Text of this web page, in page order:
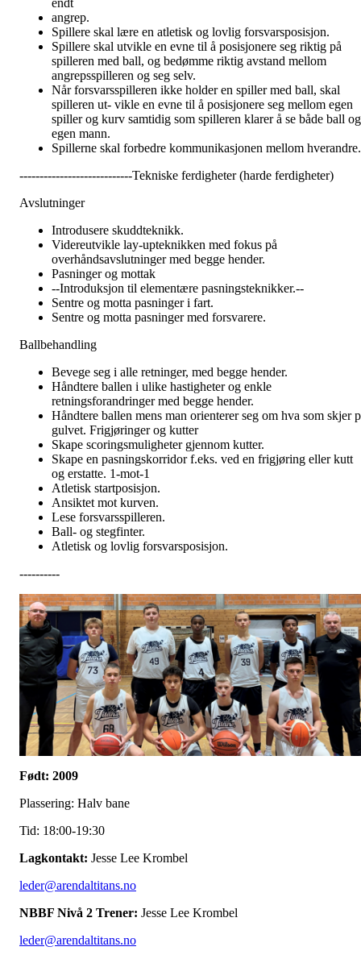
endt
angrep.
Spillere skal lære en atletisk og lovlig forsvarsposisjon.
Spillere skal utvikle en evne til å posisjonere seg riktig på
spilleren med ball, og bedømme riktig avstand mellom
angrepsspilleren og seg selv.
Når forsvarsspilleren ikke holder en spiller med ball, skal
spilleren ut- vikle en evne til å posisjonere seg mellom egen
spiller og kurv samtidig som spilleren klarer å se både ball og
egen mann.
Spillerne skal forbedre kommunikasjonen mellom hverandre.
----------------------------Tekniske ferdigheter (harde ferdigheter)
Avslutninger
Introdusere skuddteknikk.
Videreutvikle lay-upteknikken med fokus på
overhåndsavslutninger med begge hender.
Pasninger og mottak
--Introduksjon til elementære pasningsteknikker.--
Sentre og motta pasninger i fart.
Sentre og motta pasninger med forsvarere.
Ballbehandling
Bevege seg i alle retninger, med begge hender.
Håndtere ballen i ulike hastigheter og enkle
retningsforandringer med begge hender.
Håndtere ballen mens man orienterer seg om hva som skjer
gulvet. Frigjøringer og kutter
Skape scoringsmuligheter gjennom kutter.
Skape en pasningskorridor f.eks. ved en frigjøring eller kutt
og erstatte. 1-mot-1
Atletisk startposisjon.
Ansiktet mot kurven.
Lese forsvarsspilleren.
Ball- og stegfinter.
Atletisk og lovlig forsvarsposisjon.
----------
Født: 2009
Plassering: Halv bane
Tid: 18:00-19:30
Lagkontakt: Jesse Lee Krombel
leder@arendaltitans.no
NBBF Nivå 2 Trener: Jesse Lee Krombel
leder@arendaltitans.no